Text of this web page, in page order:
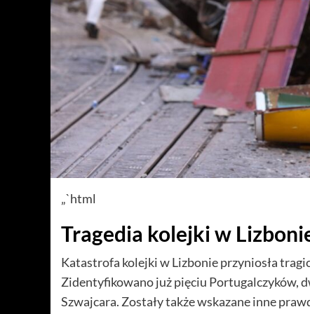
„`html
Tragedia kolejki w
Katastrofa kolejki w Lizbonie przyniosła
Zidentyfikowano już pięciu Portugalczyków,
Szwajcara. Zostały także wskazane inne